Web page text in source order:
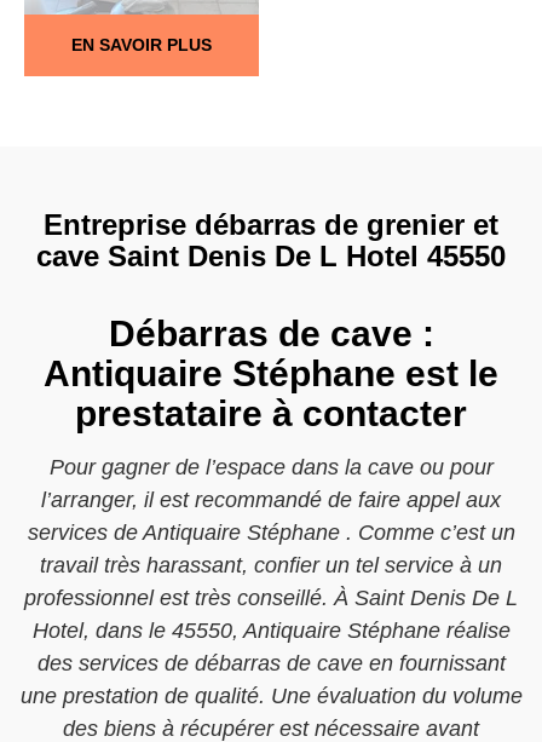
EN SAVOIR PLUS
Entreprise débarras de grenier et
cave Saint Denis De L Hotel 45550
Débarras de cave :
Antiquaire Stéphane est le
prestataire à contacter
Pour gagner de l’espace dans la cave ou pour
l’arranger, il est recommandé de faire appel aux
services de Antiquaire Stéphane . Comme c’est un
travail très harassant, confier un tel service à un
professionnel est très conseillé. À Saint Denis De L
Hotel, dans le 45550, Antiquaire Stéphane réalise
des services de débarras de cave en fournissant
une prestation de qualité. Une évaluation du volume
des biens à récupérer est nécessaire avant